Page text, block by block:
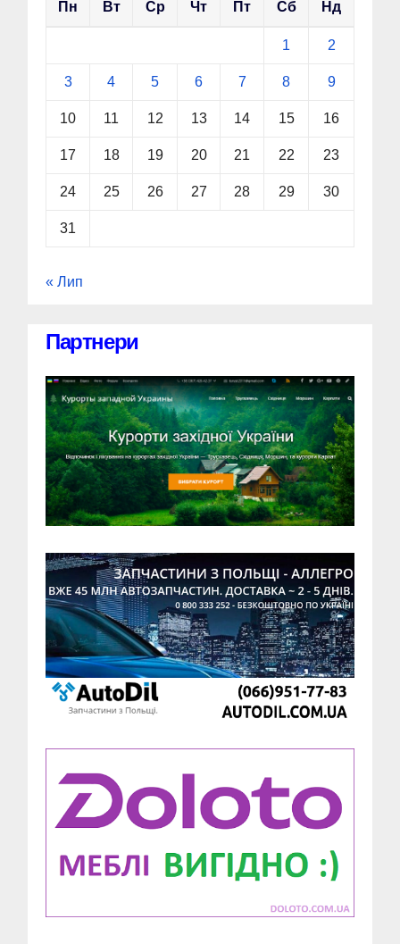
Пн Вт Ср Чт Пт Сб Нд
1 2
3 4 5 6 7 8 9
10 11 12 13 14 15 16
17 18 19 20 21 22 23
24 25 26 27 28 29 30
31
« Лип
Партнери